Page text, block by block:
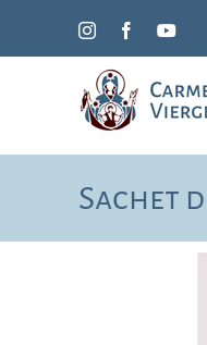
InstagramFacebook
Sachet